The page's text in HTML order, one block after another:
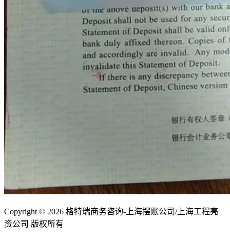
Copyright © 2026 格特瑞商务咨询-上海摆账公司/上海工程亮
资公司 版权所有